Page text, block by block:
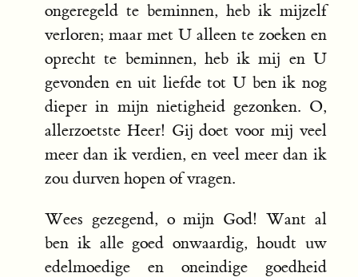
ongeregeld te beminnen, heb ik mijzelf
verloren; maar met U alleen te zoeken en
oprecht te beminnen, heb ik mij en U
gevonden en uit liefde tot U ben ik nog
dieper in mijn nietigheid gezonken. O,
allerzoetste Heer! Gij doet voor mij veel
meer dan ik verdien, en veel meer dan ik
zou durven hopen of vragen.
Wees gezegend, o mijn God! Want al
ben ik alle goed onwaardig, houdt uw
edelmoedige en oneindige goedheid